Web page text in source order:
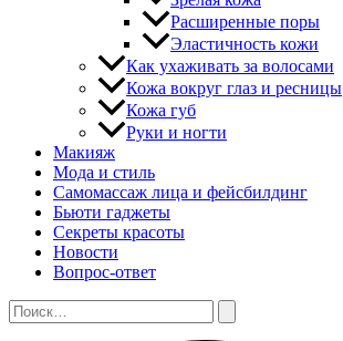
Расширенные поры
Эластичность кожи
Как ухаживать за волосами
Кожа вокруг глаз и ресницы
Кожа губ
Руки и ногти
Макияж
Мода и стиль
Самомассаж лица и фейсбилдинг
Бьюти гаджеты
Секреты красоты
Новости
Вопрос-ответ
Поиск: